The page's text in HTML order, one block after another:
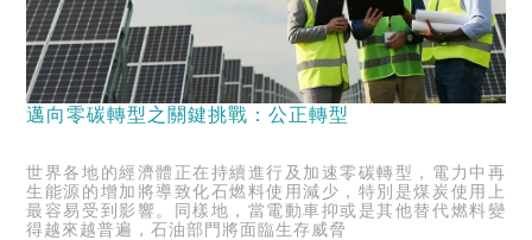
邁向零碳轉型之關鍵挑戰：公正轉型
世界各地的經濟體正在持續進行及加速零碳轉型，電力中再
生能源的增加將導致化石燃料使用減少，特別是煤炭使用上
最容易受到影響。同樣地，當電動車抑或是其他替代燃料變
得越來越普遍，石油部門將面臨生存威脅